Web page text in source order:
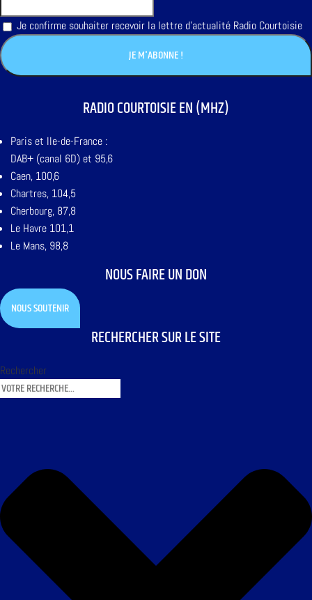
Je confirme souhaiter recevoir la lettre d'actualité Radio Courtoisie
RADIO COURTOISIE EN (MHZ)
Paris et Ile-de-France :
DAB+ (canal 6D) et 95,6
Caen, 100,6
Chartres, 104,5
Cherbourg, 87,8
Le Havre 101,1
Le Mans, 98,8
NOUS FAIRE UN DON
NOUS SOUTENIR
RECHERCHER SUR LE SITE
Rechercher